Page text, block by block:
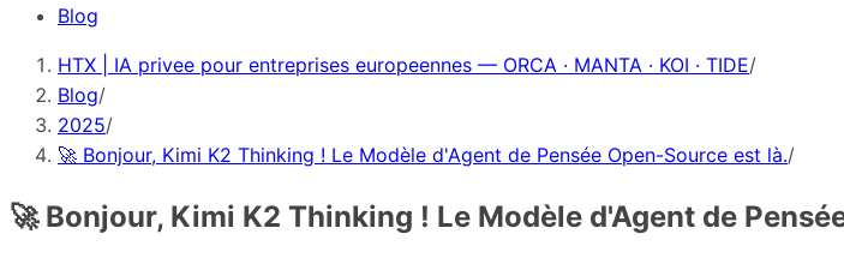
Blog
HTX | IA privee pour entreprises europeennes — ORCA · MANTA · KOI · TIDE/
Blog/
2025/
🚀 Bonjour, Kimi K2 Thinking ! Le Modèle d'Agent de Pensée Open-Source est là./
🚀 Bonjour, Kimi K2 Thinking ! Le Modèle d'Agent de